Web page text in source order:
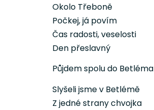
Okolo Třeboně
Počkej, já povím
Čas radosti, veselosti
Den přeslavný
Půjdem spolu do Betléma
Slyšeli jsme v Betlémě
Z jedné strany chvojka